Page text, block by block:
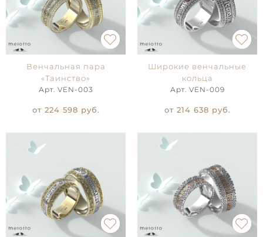
Венчальная пара
«Таинство»
Арт. VEN-003
от 224 598 руб.
Широкие венчальные
кольца
Арт. VEN-009
от 214 638 руб.